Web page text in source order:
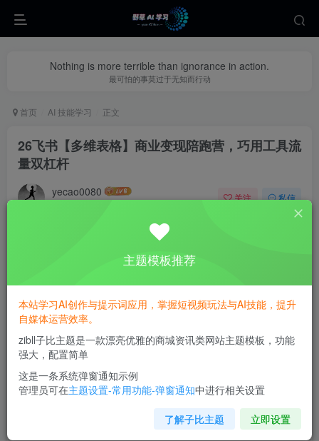
Nothing is more terrible than ignorance in action.
最可怕的事莫过于无知而行动
首页 AI 技能学习 正文
26飞书【多维表格】商业变现陪跑营，巧用工具流
量双杠杆
yecao0080 关注 私信
主题模板推荐
本站学习AI创作与提示词应用，掌握短视频玩法与AI技能，提升
自媒体运营效率。
zibll子比主题是一款漂亮优雅的商城资讯类网站主题模板，功能
强大，配置简单
这是一条系统弹窗通知示例
管理员可在主题设置-常用功能-弹窗通知中进行相关设置
了解子比主题 立即设置